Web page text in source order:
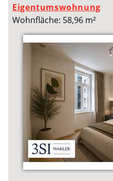
Eigentumswohnung
Wohnfläche: 58,96 m²